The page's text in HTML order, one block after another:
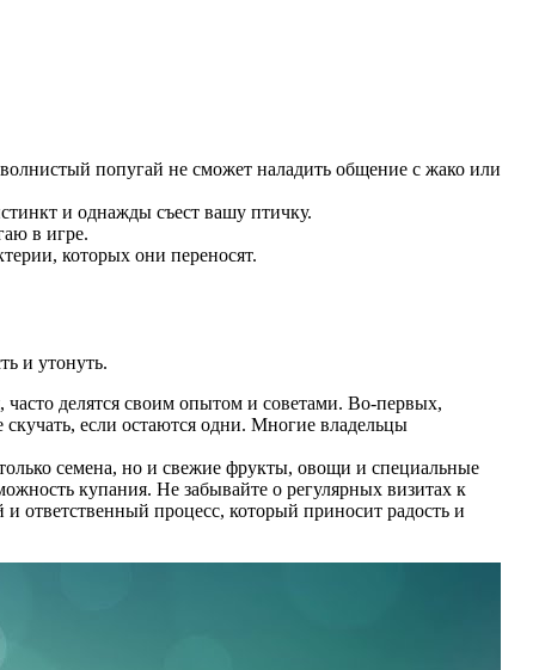
попугай не сможет наладить общение с жако или
и однажды съест вашу птичку.
в игре.
которых они переносят.
и утонуть.
делятся своим опытом и советами. Во-первых,
если остаются одни. Многие владельцы
семена, но и свежие фрукты, овощи и специальные
купания. Не забывайте о регулярных визитах к
ответственный процесс, который приносит радость и